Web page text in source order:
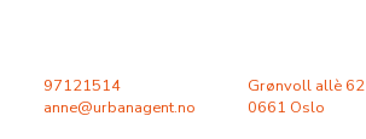
97121514
anne@urbanagent.no
Grønvoll allè 62
0661 Oslo